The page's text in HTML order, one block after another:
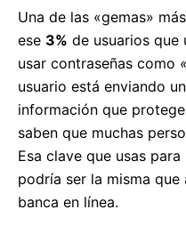
Una de las «gemas»
ese 3% de usuarios que
usar contraseñas como
usuario está enviando
información que
saben que muchas
Esa clave que usas
podría ser la misma
banca en línea.